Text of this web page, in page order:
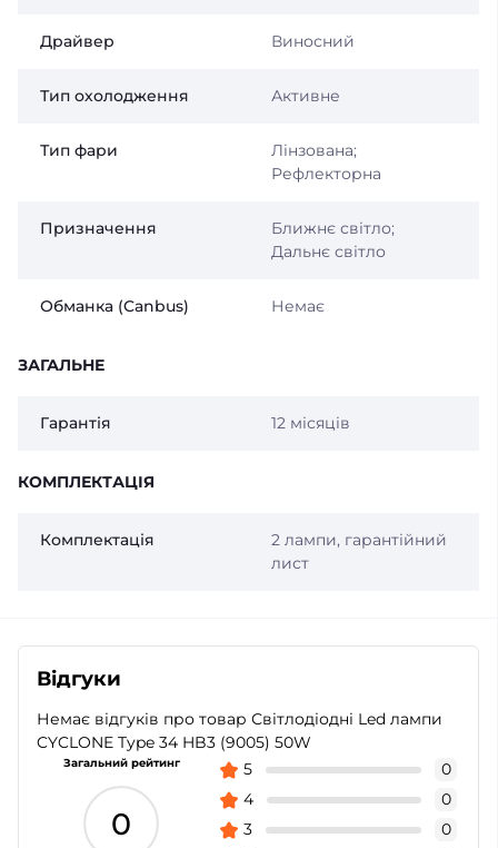
Драйвер Виносний
Тип охолодження Активне
Тип фари
Лінзована;
Рефлекторна
Призначення
Ближнє світло;
Дальнє світло
Обманка (Canbus) Немає
ЗАГАЛЬНЕ
Гарантія 12 місяців
КОМПЛЕКТАЦІЯ
Комплектація
2 лампи, гарантійний
лист
Відгуки
Немає відгуків про товар Світлодіодні Led лампи
CYCLONE Type 34 HB3 (9005) 50W
Загальний рейтинг
0
5
0
4
0
3
0